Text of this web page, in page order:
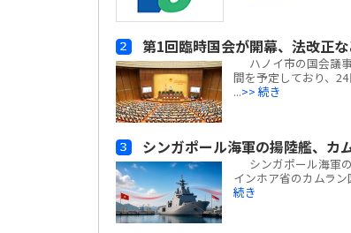
第1回臨時国会が開幕、法改正
ハノイ市の国会議
間を予定しており、
...>> 続き
シンガポール海軍の揚陸艦、
シンガポール海軍
インホア省のカムラ
続き